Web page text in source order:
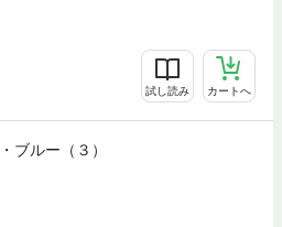
試し読み カートへ
ブルー（３）